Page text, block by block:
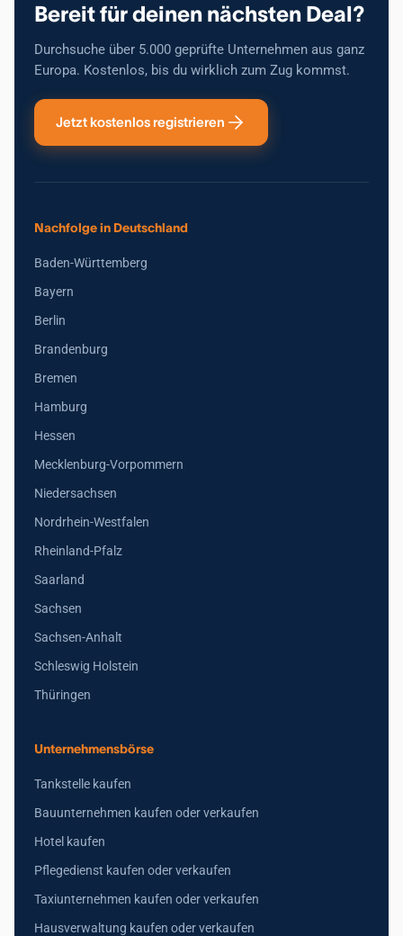
Bereit für deinen nächsten Deal?
Durchsuche über 5.000 geprüfte Unternehmen aus ganz
Europa. Kostenlos, bis du wirklich zum Zug kommst.
Jetzt kostenlos registrieren
Nachfolge in Deutschland
Baden-Württemberg
Bayern
Berlin
Brandenburg
Bremen
Hamburg
Hessen
Mecklenburg-Vorpommern
Niedersachsen
Nordrhein-Westfalen
Rheinland-Pfalz
Saarland
Sachsen
Sachsen-Anhalt
Schleswig Holstein
Thüringen
Unternehmensbörse
Tankstelle kaufen
Bauunternehmen kaufen oder verkaufen
Hotel kaufen
Pflegedienst kaufen oder verkaufen
Taxiunternehmen kaufen oder verkaufen
Hausverwaltung kaufen oder verkaufen